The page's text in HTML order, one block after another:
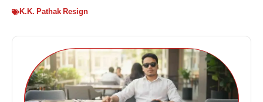
K.K. Pathak Resign